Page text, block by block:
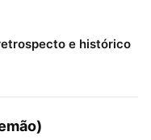
e histórico